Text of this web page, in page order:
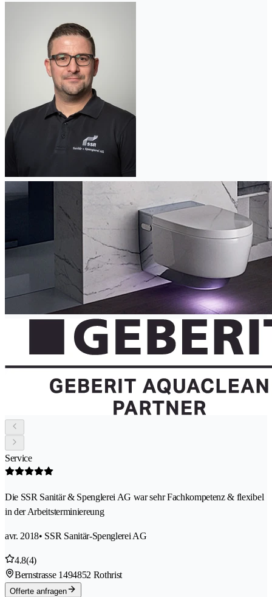
Service
Die SSR Sanitär & Spenglerei AG war sehr Fachkompetenz & flexibel
in der Arbeitsterminiereung
avr. 2018• SSR Sanitär-Spenglerei AG
4.8(4)
Bernstrasse 1494852 Rothrist
Offerte anfragen